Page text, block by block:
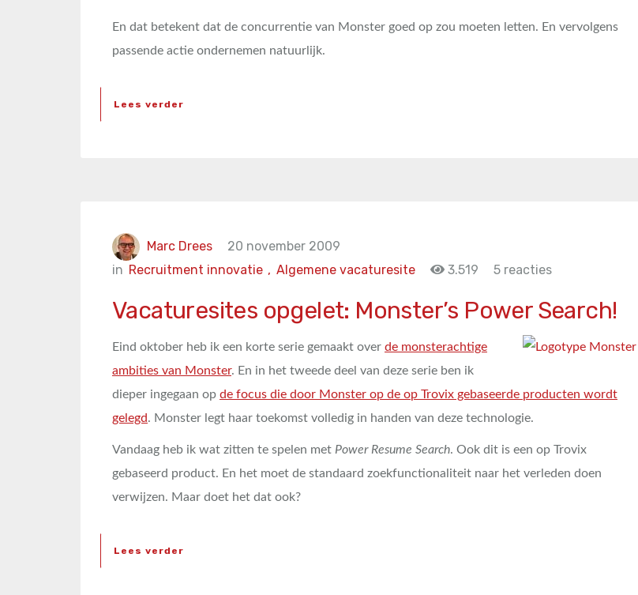
En dat betekent dat de concurrentie van Monster goed op zou moeten letten. En vervolgens
passende actie ondernemen natuurlijk.
Lees verder
Marc Drees
20 november 2009
in
Algemene vacaturesite
Recruitment innovatie , 3.519 5 reacties
Vacaturesites opgelet: Monster’s Power Search!
Eind oktober heb ik een korte serie gemaakt over de monsterachtige
ambities van Monster. En in het tweede deel van deze serie ben ik
dieper ingegaan op de focus die door Monster op de op Trovix gebaseerde producten wordt
gelegd. Monster legt haar toekomst volledig in handen van deze technologie.
Vandaag heb ik wat zitten te spelen met Power Resume Search. Ook dit is een op Trovix
gebaseerd product. En het moet de standaard zoekfunctionaliteit naar het verleden doen
verwijzen. Maar doet het dat ook?
Lees verder